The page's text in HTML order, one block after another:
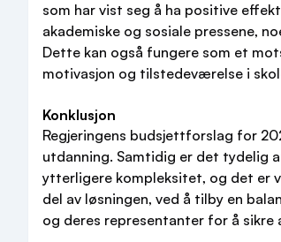
som har vist seg å ha positive
akademiske og sosiale pressene,
Dette kan også fungere som et
motivasjon og tilstedeværelse i
Konklusjon
Regjeringens budsjettforslag for
utdanning. Samtidig er det tydelig
ytterligere kompleksitet, og det er
del av løsningen, ved å tilby en
og deres representanter for å